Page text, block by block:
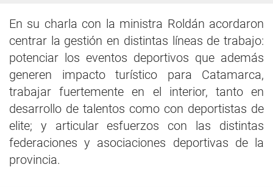
En su charla con la ministra Roldán acordaron
centrar la gestión en distintas líneas de trabajo:
potenciar los eventos deportivos que además
generen impacto turístico para Catamarca,
trabajar fuertemente en el interior, tanto en
desarrollo de talentos como con deportistas de
elite; y articular esfuerzos con las distintas
federaciones y asociaciones deportivas de la
provincia.